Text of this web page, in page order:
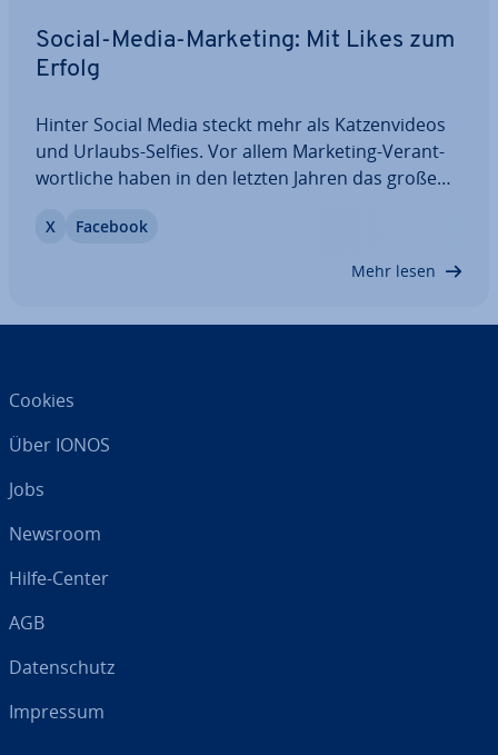
Social-Media-Marketing: Mit Likes zum
Erfolg
Hinter Social Media steckt mehr als Kat­zen­vi­de­os
und Urlaubs-Selfies. Vor allem Marketing-Ver­ant­
wort­li­che haben in den letzten Jahren das große
ler­wei­le nutzt fast jedes Un­ter­neh­men Facebook
X Facebook
Mehr lesen
Cookies
Über IONOS
Jobs
Newsroom
Hilfe-Center
AGB
Da­ten­schutz
Impressum